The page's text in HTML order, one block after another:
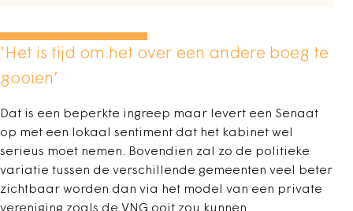
‘Het is tijd om het over een andere boeg te
gooien’
Dat is een beperkte ingreep maar levert een Senaat
op met een lokaal sentiment dat het kabinet wel
serieus moet nemen. Bovendien zal zo de politieke
variatie tussen de verschillende gemeenten veel beter
zichtbaar worden dan via het model van een private